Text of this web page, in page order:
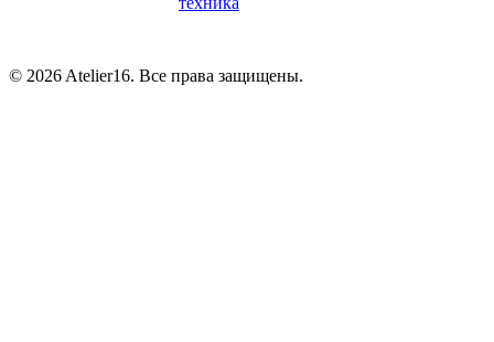
© 2026 Atelier16. Все права защищены.